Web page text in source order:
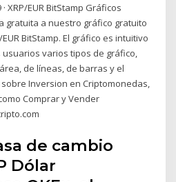
XRP/EUR BitStamp Gráficos
gratuita a nuestro gráfico gratuito
BitStamp. El gráfico es intuitivo
varios tipos de gráfico,
de líneas, de barras y el
Inversion en Criptomonedas,
Comprar y Vender
de cambio
Dólar